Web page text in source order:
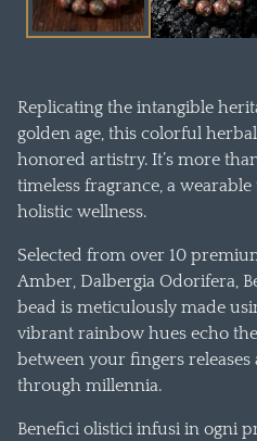
Replicating the intangible
golden age, this colorful
honored artistry. It’s more
timeless fragrance, a
holistic wellness.
Selected from over 10
Amber, Dalbergia Odorifera,
bead is meticulously made
vibrant rainbow hues echo
between your fingers
through millennia.
Benefici olistici infusi in ogni